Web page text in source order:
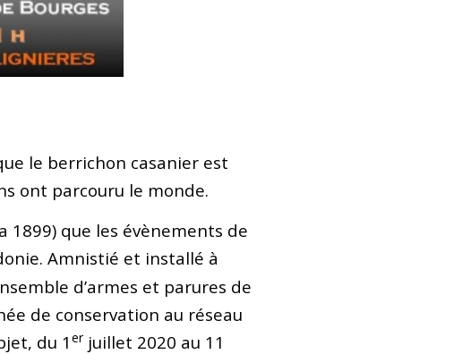
le berrichon casanier est
ont parcouru le monde.
1899) que les évènements de
Amnistié et installé à
d’armes et parures de
de conservation au réseau
du 1 erjuillet 2020 au 11